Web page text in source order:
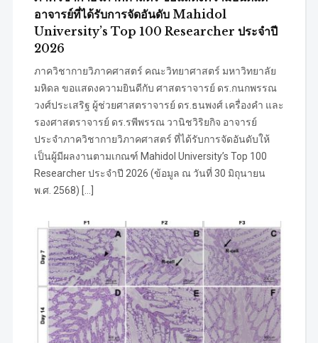
อาจารย์ที่ได้รับการจัดอันดับ Mahidol
University’s Top 100 Researcher ประจำปี
2026
ภาควิชากายวิภาคศาสตร์ คณะวิทยาศาสตร์ มหาวิทยาลัย
มหิดล ขอแสดงความยินดีกับ ศาสตราจารย์ ดร.กนกพรรณ
วงศ์ประเสริฐ ผู้ช่วยศาสตราจารย์ ดร.ธนพงศ์ เครื่องคำ และ
รองศาสตราจารย์ ดร.รพีพรรณ วานิชวิริยกิจ อาจารย์
ประจำภาควิชากายวิภาคศาสตร์ ที่ได้รับการจัดอันดับให้
เป็นผู้มีผลงานตามเกณฑ์ Mahidol University’s Top 100
Researcher ประจำปี 2026 (ข้อมูล ณ วันที่ 30 มิถุนายน
พ.ศ. 2568) […]